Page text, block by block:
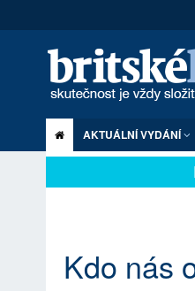
AKTUÁLNÍ VYDÁNÍ
Kdo nás